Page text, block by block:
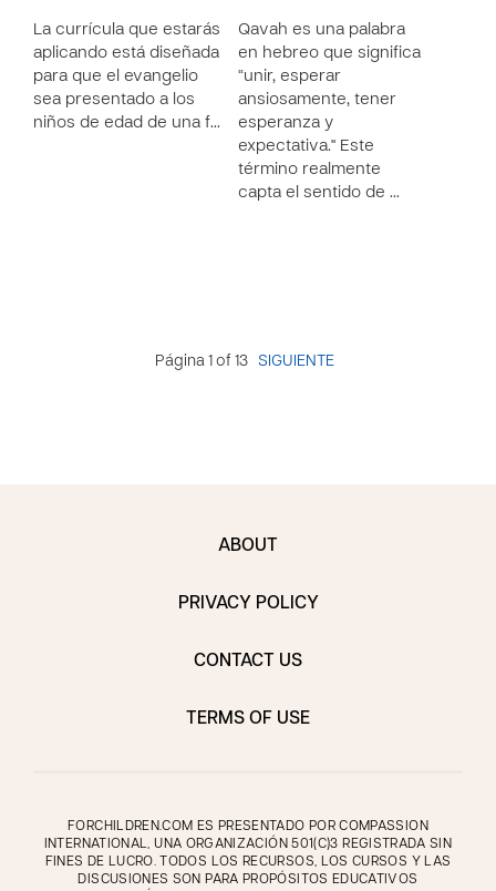
La currícula que estarás
aplicando está diseñada
para que el evangelio
sea presentado a los
niños de edad de una f…
Qavah es una palabra
en hebreo que significa
“unir, esperar
ansiosamente, tener
esperanza y
expectativa." Este
término realmente
capta el sentido de …
Página 1 of 13 SIGUIENTE
ABOUT
PRIVACY POLICY
CONTACT US
TERMS OF USE
FORCHILDREN.COM ES PRESENTADO POR COMPASSION
INTERNATIONAL, UNA ORGANIZACIÓN 501(C)3 REGISTRADA SIN
FINES DE LUCRO. TODOS LOS RECURSOS, LOS CURSOS Y LAS
DISCUSIONES SON PARA PROPÓSITOS EDUCATIVOS